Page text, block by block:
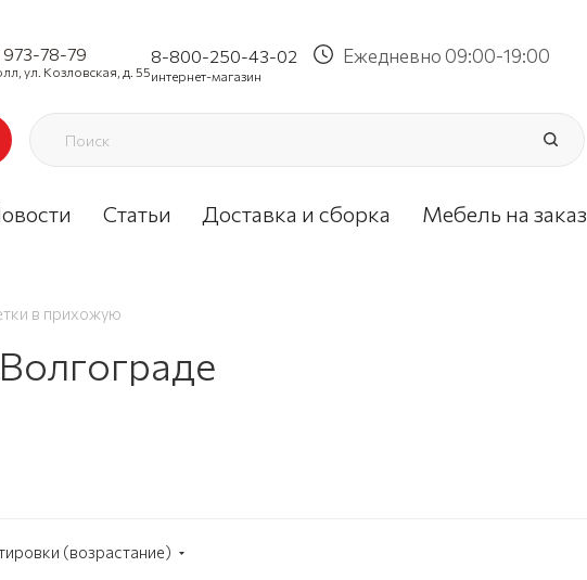
78-79
ул. Козловская, д. 55
8-800-250-43-02
интернет-магазин
Ежедневно 09:00-19:00
Статьи Доставка и сборка Мебель на заказ
в прихожую
(возрастание)